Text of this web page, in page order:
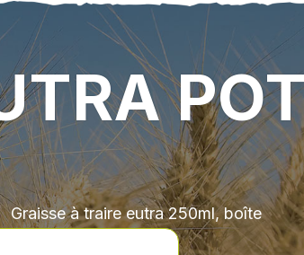
Graisse à traire eutra 250ml, boîte